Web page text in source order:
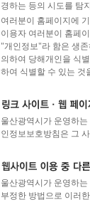
경하는 등의 시도를 탐
여러분이 홈페이지에
이용자 여러분이 홈페
"개인정보"라 함은 생
의하여 당해개인을 식
하여 식별할 수 있는 것
울산광역시가 운영하
인정보보호방침은 그
울산광역시가 운영하
부정한 방법으로 이러